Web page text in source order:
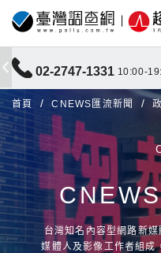
02-2747-1331 10:00-
首頁 CNEWS匯流新聞
台灣知名內容型網路新
媒體人及影像工作者組成